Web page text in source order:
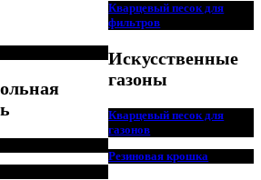
Кварцевый песок для
фильтров
Искусственные
газоны
Кварцевый песок для
газонов
Резиновая крошка